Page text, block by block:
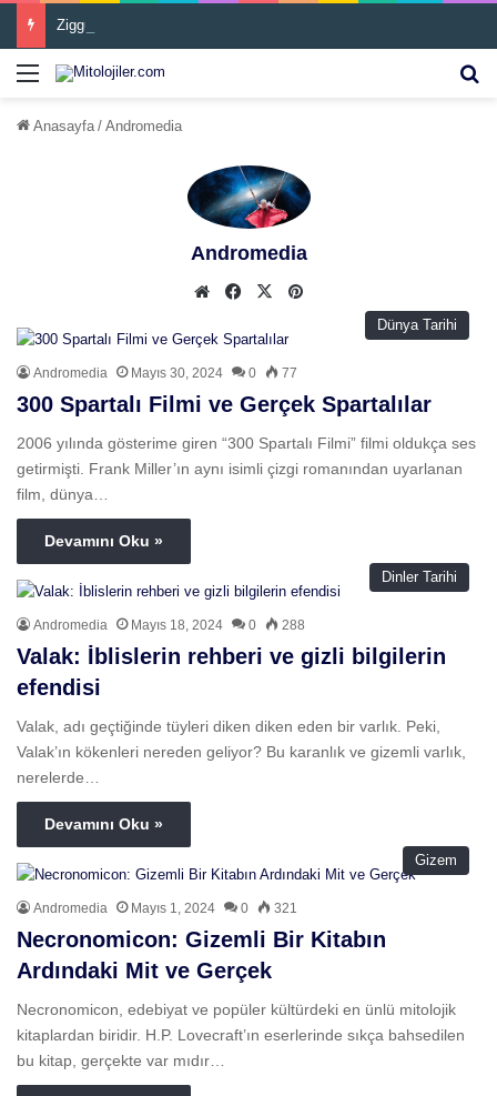
Ziggurat
Menü
Anasayfa / Andromedia
Andromedia
We
site
si
Fa
ook
X
Dünya Tarihi
Andromedia Mayıs 30, 2024 0 77
300 Spartalı Filmi ve Gerçek Spartalılar
2006 yılında gösterime giren “300 Spartalı Filmi” filmi oldukça ses
getirmişti. Frank Miller’ın aynı isimli çizgi romanından uyarlanan
film, dünya…
Devamını Oku »
Dinler Tarihi
Andromedia Mayıs 18, 2024 0 288
Valak: İblislerin rehberi ve gizli bilgilerin
efendisi
Valak, adı geçtiğinde tüyleri diken diken eden bir varlık. Peki,
Valak’ın kökenleri nereden geliyor? Bu karanlık ve gizemli varlık,
nerelerde…
Devamını Oku »
Gizem
Andromedia Mayıs 1, 2024 0 321
Necronomicon: Gizemli Bir Kitabın
Ardındaki Mit ve Gerçek
Necronomicon, edebiyat ve popüler kültürdeki en ünlü mitolojik
kitaplardan biridir. H.P. Lovecraft’ın eserlerinde sıkça bahsedilen
bu kitap, gerçekte var mıdır…